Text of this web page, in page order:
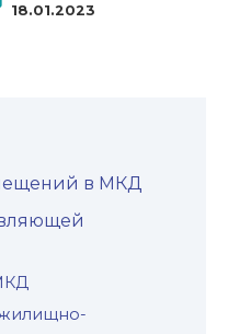
18.01.2023
в МКД